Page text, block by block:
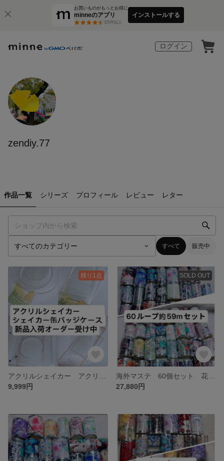
お買いものがもっとお得に
minneのアプリ
3万件以上
インストールする
ログイン
zendiy.77
作品一覧 シリーズ プロフィール レビュー レター
すべて 販売中
残り1点
9,999円
SOLD OUT
27,880円